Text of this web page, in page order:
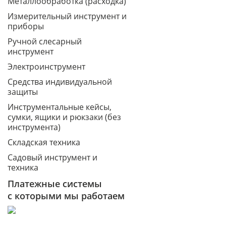
Измерительный инструмент и
приборы
Ручной слесарный
инструмент
Электроинструмент
Средства индивидуальной
защиты
Инструментальные кейсы,
сумки, ящики и рюкзаки (без
инструмента)
Складская техника
Садовый инструмент и
техника
Платежные системы
с которыми мы работаем